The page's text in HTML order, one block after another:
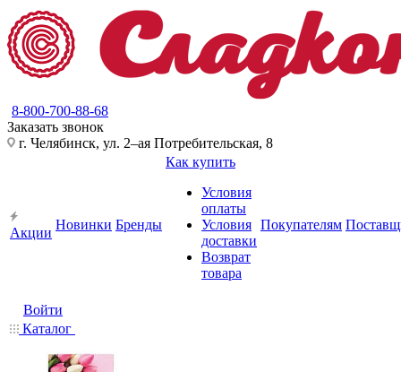
8-800-700-88-68
Заказать звонок
г. Челябинск, ул. 2–ая Потребительская, 8
Акции
Новинки Бренды
Как купить
Условия
оплаты
Условия
доставки
Возврат
товара
Покупателям
Войти
Каталог